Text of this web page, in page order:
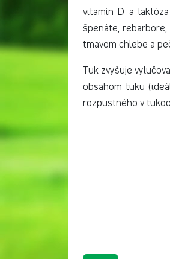
vitamín D a
špenáte,
tmavom chlebe a
Tuk zvyšuje
obsahom tuku
rozpustného v